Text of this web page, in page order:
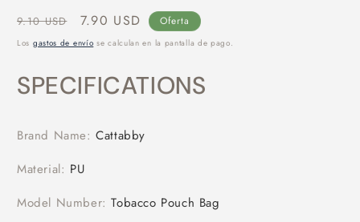
Precio
habitual
9.10 USD
Precio
de
7.90 USD Oferta
Los gastos de envío se calculan en la pantalla de pago.
SPECIFICATIONS
Brand Name:Cattabby
Material: PU
Model Number:Tobacco Pouch Bag